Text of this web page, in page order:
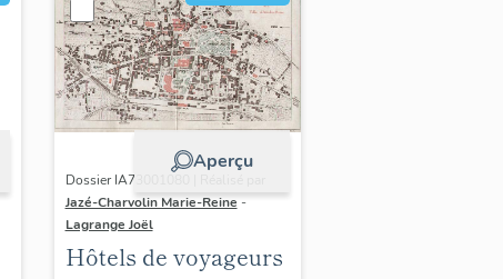
Aperçu
Dossier IA73001080 | Réalisé par
Jazé-Charvolin Marie-Reine -
Lagrange Joël
Hôtels de voyageurs